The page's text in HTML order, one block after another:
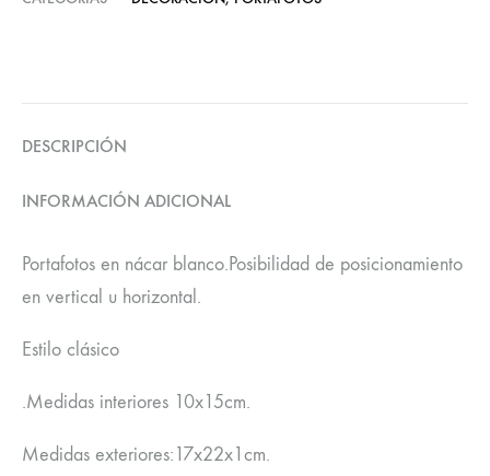
DESCRIPCIÓN
INFORMACIÓN ADICIONAL
Portafotos en nácar blanco.Posibilidad de posicionamiento
en vertical u horizontal.
Estilo clásico
.Medidas interiores 10x15cm.
Medidas exteriores:17x22x1cm.